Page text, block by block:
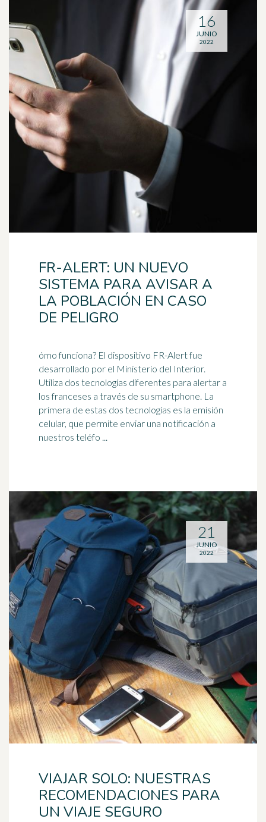
FR-ALERT: UN NUEVO
SISTEMA PARA AVISAR A
LA POBLACIÓN EN CASO
DE PELIGRO
ómo funciona? El dispositivo FR-Alert fue
desarrollado por el Ministerio del Interior.
Utiliza dos tecnologías diferentes para alertar a
los franceses a través de su smartphone. La
primera de estas dos tecnologías es la emisión
celular, que permite enviar una notificación a
nuestros teléfo ...
16
JUNIO
2022
VIAJAR SOLO: NUESTRAS
RECOMENDACIONES PARA
UN VIAJE SEGURO
21
JUNIO
2022